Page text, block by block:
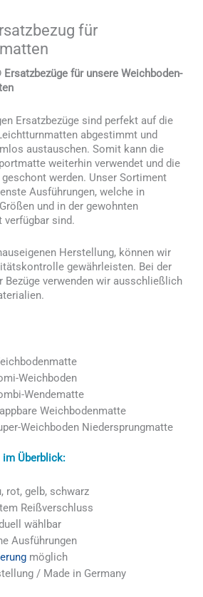
für
für unsere Weichboden-
Ersatzbezüge sind perfekt auf die
abgestimmt und
austauschen. Somit kann die
weiterhin verwendet und die
werden. Unser Sortiment
Ausführungen, welche in
und in der gewohnten
verfügbar sind.
Herstellung, können wir
gewährleisten. Bei der
Bezüge verwenden wir ausschließlich
Weichboden
Wendematte
Weichbodenmatte
Weichboden Niedersprungmatte
Überblick:
rot, gelb, schwarz
Reißverschluss
wählbar
Ausführungen
möglich
/ Made in Germany